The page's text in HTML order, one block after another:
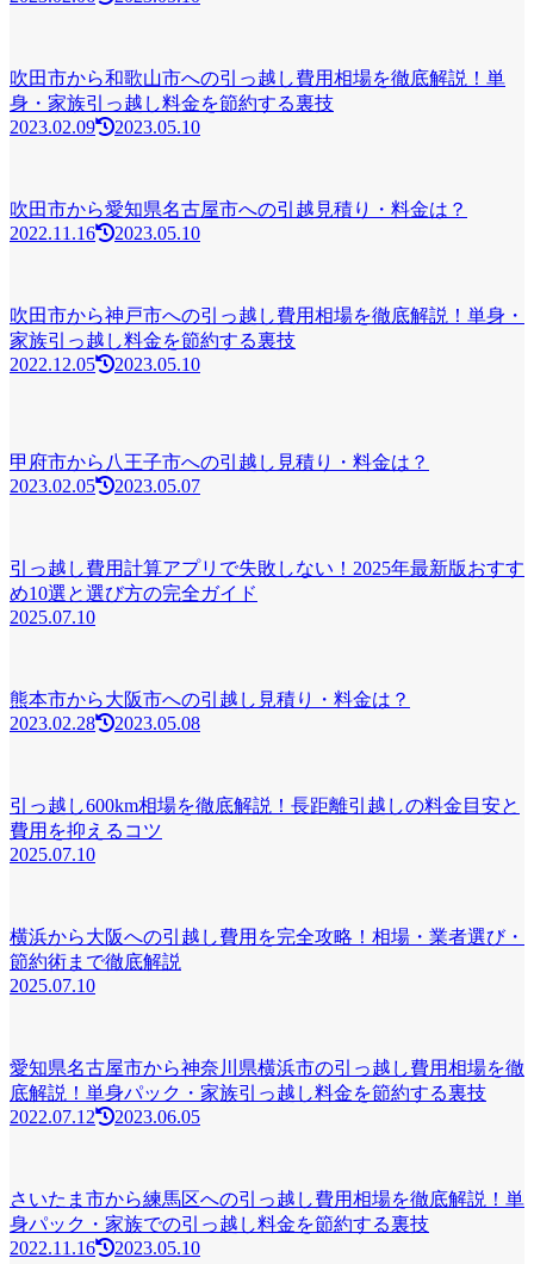
吹田市から和歌山市への引っ越し費用相場を徹底解説！単
身・家族引っ越し料金を節約する裏技
2023.02.09
2023.05.10
吹田市から愛知県名古屋市への引越見積り・料金は？
2022.11.16
2023.05.10
吹田市から神戸市への引っ越し費用相場を徹底解説！単身・
家族引っ越し料金を節約する裏技
2022.12.05
2023.05.10
甲府市から八王子市への引越し見積り・料金は？
2023.02.05
2023.05.07
引っ越し費用計算アプリで失敗しない！2025年最新版おすす
め10選と選び方の完全ガイド
2025.07.10
熊本市から大阪市への引越し見積り・料金は？
2023.02.28
2023.05.08
引っ越し600km相場を徹底解説！長距離引越しの料金目安と
費用を抑えるコツ
2025.07.10
横浜から大阪への引越し費用を完全攻略！相場・業者選び・
節約術まで徹底解説
2025.07.10
愛知県名古屋市から神奈川県横浜市の引っ越し費用相場を徹
底解説！単身パック・家族引っ越し料金を節約する裏技
2022.07.12
2023.06.05
さいたま市から練馬区への引っ越し費用相場を徹底解説！単
身パック・家族での引っ越し料金を節約する裏技
2022.11.16
2023.05.10